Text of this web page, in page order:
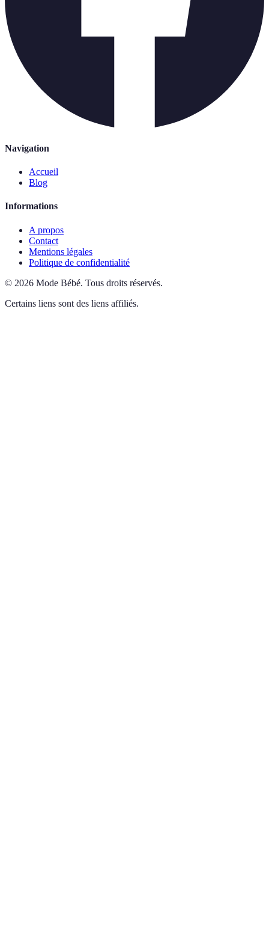
Navigation
Accueil
Blog
Informations
A propos
Contact
Mentions légales
Politique de confidentialité
© 2026 Mode Bébé. Tous droits réservés.
Certains liens sont des liens affiliés.